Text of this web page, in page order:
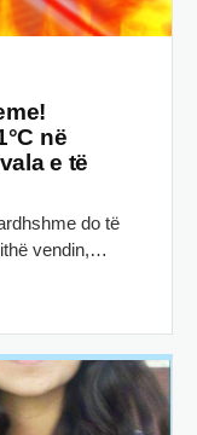
në
e të
do të
vendin,…